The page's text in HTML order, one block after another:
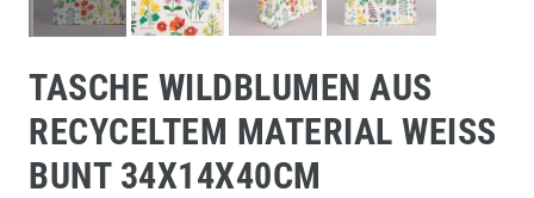
TASCHE WILDBLUMEN AUS
RECYCELTEM MATERIAL WEISS B
UNT 34X14X40CM